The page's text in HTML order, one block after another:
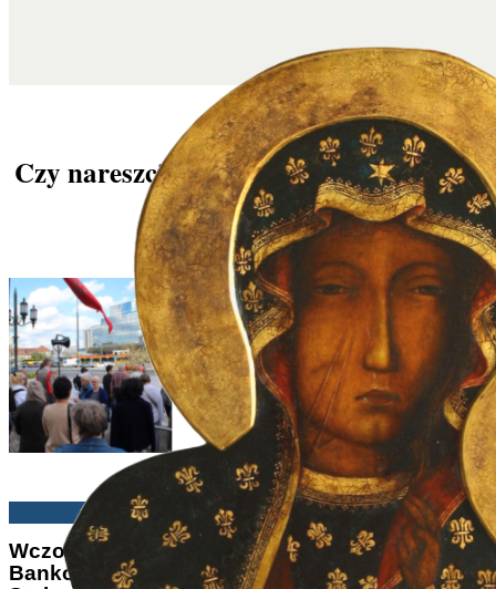
Czy nareszcie zostaniemy potraktowani
poważnie?
Redakcja | 26/09/2024
Wczoraj, 25 września 2024 roku, na Placu
Bankowym przed ratuszem Miasta